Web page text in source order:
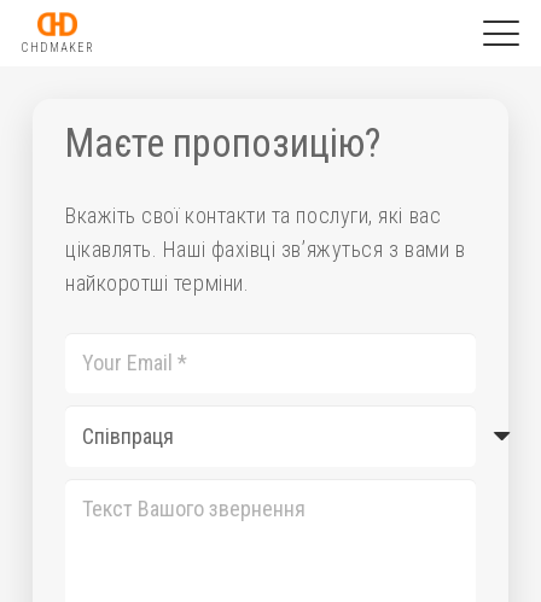
CHDMAKER
Маєте пропозицію?
Вкажіть свої контакти та послуги, які вас
цікавлять. Наші фахівці зв’яжуться з вами в
найкоротші терміни.